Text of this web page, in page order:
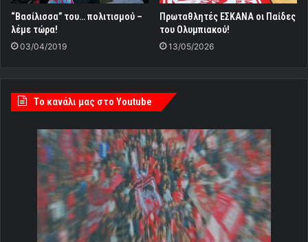
“Βασίλισσα” του… πολιτισμού –
λέμε τώρα!
03/04/2019
Πρωταθλητές ΕΣΚΑΝΑ οι Παίδες
του Ολυμπιακού!
13/05/2026
Tο κανάλι μας στο Youtube